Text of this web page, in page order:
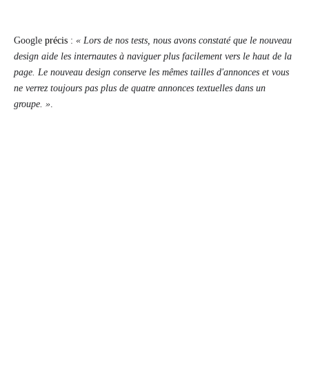
Google précis : « Lors de nos tests, nous avons constaté que le nouveau
design aide les internautes à naviguer plus facilement vers le haut de la
page. Le nouveau design conserve les mêmes tailles d'annonces et vous
ne verrez toujours pas plus de quatre annonces textuelles dans un
groupe. ».